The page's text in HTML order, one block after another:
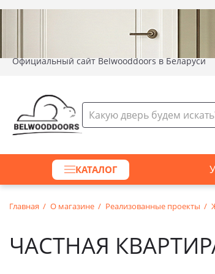
Официальный сайт Belwooddoors в Беларуси
КАТАЛОГ
Главная О магазине Реализованные проекты
ЧАСТНАЯ